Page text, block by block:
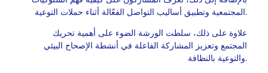
المجتمعية وتطبيق أساليب التواصل الفعّالة أثناء حملات التوعية.
علاوة على ذلك، سلطت الورشة الضوء على أهمية تحريك
المجتمع وتعزيز المشاركة الفاعلة في أنشطة الإصحاح البيئي
والتوعية بالنظافة.